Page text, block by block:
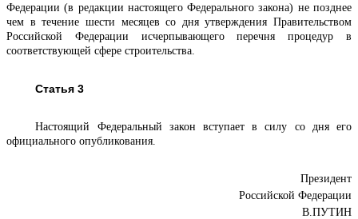
Федерации (в редакции настоящего Федерального закона) не позднее
чем в течение шести месяцев со дня утверждения Правительством
Российской Федерации исчерпывающегоперечня процедур в
соответствующей сфере строительства.
Статья 3
Настоящий Федеральный закон вступает в силу со дня его
официального опубликования.
Президент
Российской Федерации
В.ПУТИН